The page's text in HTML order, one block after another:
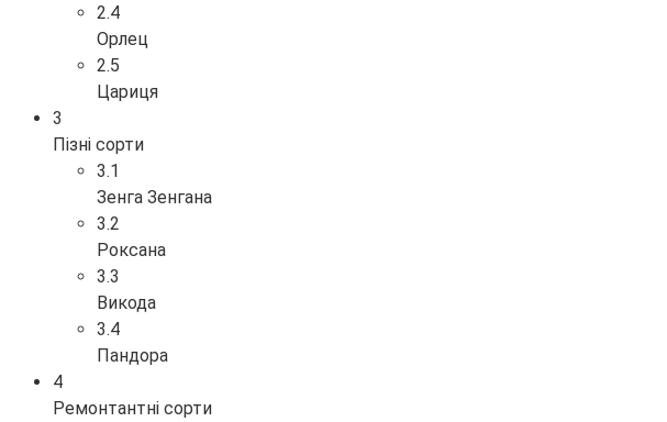
2.4
Орлец
2.5
Цариця
3
Пізні сорти
3.1
Зенга Зенгана
3.2
Роксана
3.3
Викода
3.4
Пандора
4
Ремонтантні сорти